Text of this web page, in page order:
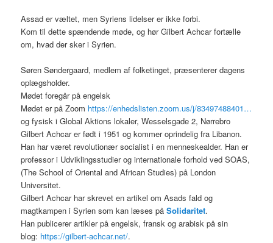
Assad er væltet, men Syriens lidelser er ikke forbi.
Kom til dette spændende møde, og hør Gilbert Achcar fortælle
om, hvad der sker i Syrien.
Søren Søndergaard, medlem af folketinget, præsenterer dagens
oplægsholder.
Mødet foregår på engelsk
Mødet er på Zoom https://enhedslisten.zoom.us/j/83497488401…
og fysisk i Global Aktions lokaler, Wesselsgade 2, Nørrebro
Gilbert Achcar er født i 1951 og kommer oprindelig fra Libanon.
Han har været revolutionær socialist i en menneskealder. Han er
professor i Udviklingsstudier og internationale forhold ved SOAS,
(The School of Oriental and African Studies) på London
Universitet.
Gilbert Achcar har skrevet en artikel om Asads fald og
magtkampen i Syrien som kan læses påSolidaritet.
Han publicerer artikler på engelsk, fransk og arabisk på sin
blog: https://gilbert-achcar.net/.